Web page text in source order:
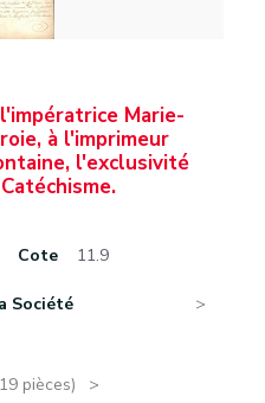
Marie-
à l'imprimeur
l'exclusivité
Cote 11.9
Société
pièces)